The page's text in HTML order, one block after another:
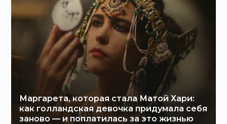
Маргарета, которая стала Матой Хари:
как голландская девочка придумала себя
заново — и поплатилась за это жизнью